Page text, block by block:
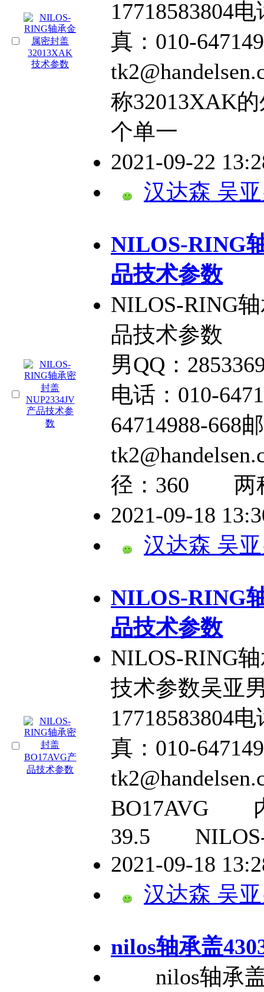
17718583804
真：010-
称32013XAK
个单一
2021-09-22
汉达森 吴
NILOS-RING
品技术参数
NILOS-RING
品技术参数
男QQ：
电话：010-
64714988-668
径：360 两
2021-09-18
汉达森 吴
NILOS-RING
品技术参数
NILOS-RING
技术参数吴亚
17718583804
真：010-
BO17AVG
39.5 NILOS-
2021-09-18
汉达森 吴
nilos轴承盖
nilos轴承盖